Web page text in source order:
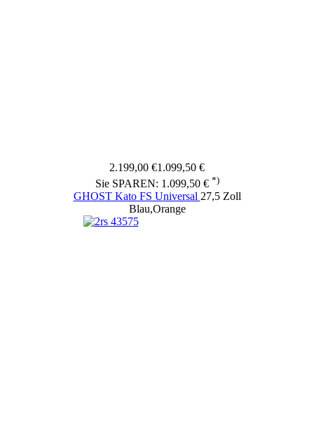
2.199,00 €1.099,50 €
Sie SPAREN: 1.099,50 € *)
GHOST Kato FS Universal 27,5 Zoll
Blau,Orange